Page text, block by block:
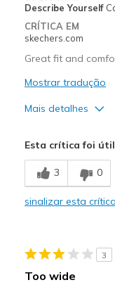
Describe Yourself
CRÍTICA EM
skechers.com
Great fit and
Mostrar tradução
Mais detalhes
Comfortable
Durable
Melhores
Esta crítica foi
3 0
sinalizar esta crítica
3
Too wide